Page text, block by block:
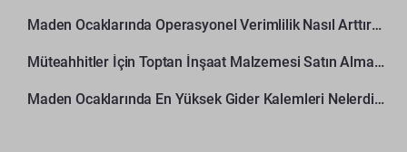
Maden Ocaklarında Operasyonel Verimlilik Nasıl Arttırılır?
Müteahhitler İçin Toptan İnşaat Malzemesi Satın Alma Rehberi
Maden Ocaklarında En Yüksek Gider Kalemleri Nelerdir?